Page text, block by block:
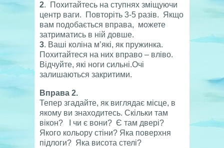
2. Похитайтесь на ступнях зміщуючи
центр ваги. Повторіть 3-5 разів. Якщо
вам подобається вправа, можете
затриматись в ній довше.
3. Ваші коліна м’які, як пружинка.
Похитайтеся на них вправо – вліво.
Відчуйте, які ноги сильні.Очі
залишаються закритими.
Вправа 2.
Тепер згадайте, як виглядає місце, в
якому ви знаходитесь. Скільки там
вікон? І чи є вони? Є там двері?
Якого кольору стіни? Яка поверхня
підлоги? Яка висота стелі?